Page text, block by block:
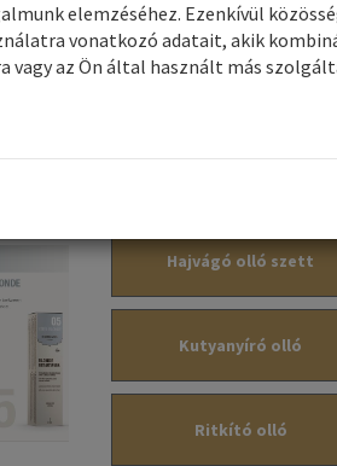
/ Hajvágó Olló - Borotva
Hajvágó Olló -
Hajvágó olló szett
Kutyanyíró olló
Ritkító olló
a
elemzéséhez. Ezenkívül
vonatkozó adatait, akik
vagy az Ön által használt más